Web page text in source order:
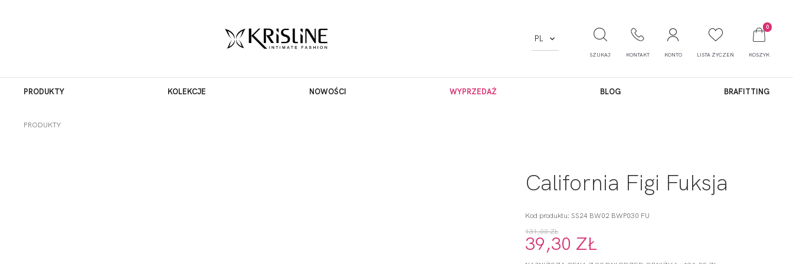
PL
SZUKAJ KONTAKT KONTO LISTA ŻYCZEŃ
0
KOSZYK
PRODUKTY KOLEKCJE NOWOŚCI WYPRZEDAŻ BLOG BRAFITTING
PRODUKTY
California Figi Fuksja
Kod produktu: SS24 BW02 BWP030 FU
131,00 ZŁ
39,30 ZŁ